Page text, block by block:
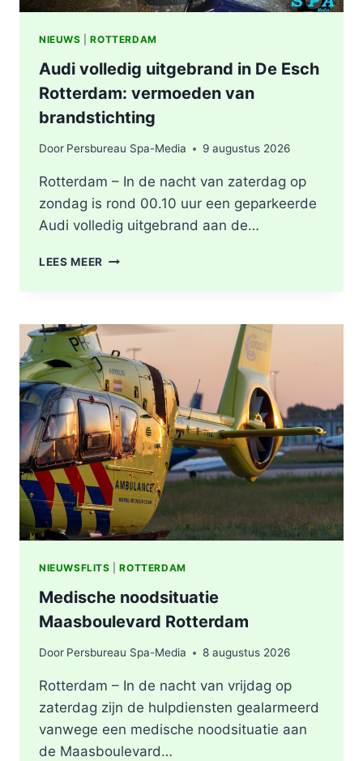
NIEUWS |ROTTERDAM
Audi volledig uitgebrand in De Esch
Rotterdam: vermoeden van
brandstichting
Door Persbureau Spa-Media 9 augustus 2026
Rotterdam – In de nacht van zaterdag op
zondag is rond 00.10 uur een geparkeerde
Audi volledig uitgebrand aan de…
LEES MEER AUDI
DE
ROTTERDAM:
VERMOEDEN
VAN
BRANDSTICHTING
NIEUWSFLITS |ROTTERDAM
Medische noodsituatie
Maasboulevard Rotterdam
Door Persbureau Spa-Media 8 augustus 2026
Rotterdam – In de nacht van vrijdag op
zaterdag zijn de hulpdiensten gealarmeerd
vanwege een medische noodsituatie aan
de Maasboulevard…